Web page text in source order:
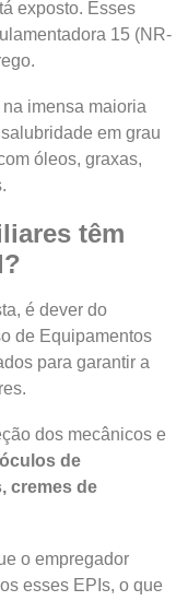
exposto. Esses
15 (NR-
imensa maioria
em grau
óleos, graxas,
têm
é dever do
de Equipamentos
para garantir a
dos mecânicos e
de
cremes de
o empregador
esses EPIs, o que